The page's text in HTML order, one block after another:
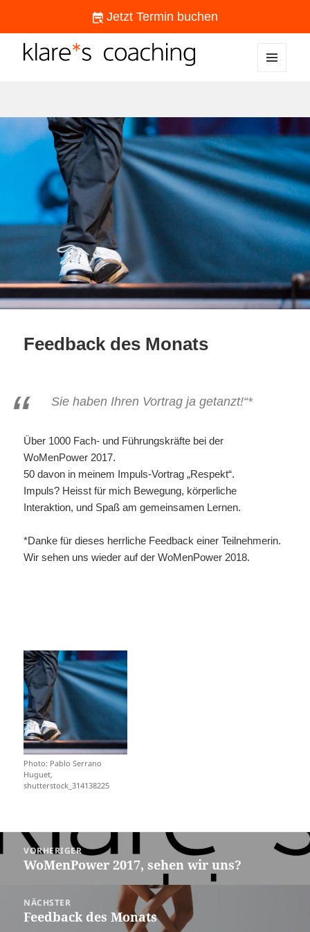
Jetzt Termin buchen
Feedback des Monats
Sie haben Ihren Vortrag ja getanzt!“*
Über 1000 Fach- und Führungskräfte bei der
WoMenPower 2017.
50 davon in meinem Impuls-Vortrag „Respekt“.
Impuls? Heisst für mich Bewegung, körperliche
Interaktion, und Spaß am gemeinsamen Lernen.
*Danke für dieses herrliche Feedback einer Teilnehmerin.
Wir sehen uns wieder auf der WoMenPower 2018.
Photo: Pablo Serrano
Huguet,
shutterstock_314138225
Beitragsnavigation
VORHERIGER
Vorheriger
WoMenPower 2017, sehen wir uns?
NÄCHSTER
Nächster
Feedback des Monats